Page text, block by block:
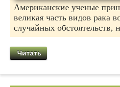
Американские ученые
великая часть видов рака
случайных обстоятельств,
Читать